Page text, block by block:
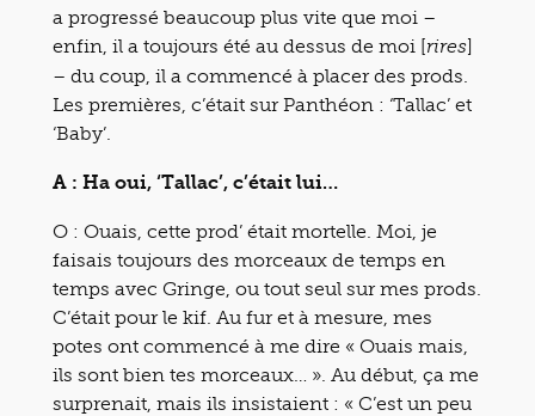
a progressé beaucoup plus vite que moi –
enfin, il a toujours été au dessus de moi [rires]
– du coup, il a commencé à placer des prods.
Les premières, c’était sur Panthéon : ‘Tallac’ et
‘Baby’.
A : Ha oui, ‘Tallac’, c’était lui…
O : Ouais, cette prod’ était mortelle. Moi, je
faisais toujours des morceaux de temps en
temps avec Gringe, ou tout seul sur mes prods.
C’était pour le kif. Au fur et à mesure, mes
potes ont commencé à me dire « Ouais mais,
ils sont bien tes morceaux… ». Au début, ça me
surprenait, mais ils insistaient : « C’est un peu